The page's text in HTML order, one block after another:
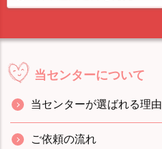
当センターについて
当センターが選ばれる理由
ご依頼の流れ